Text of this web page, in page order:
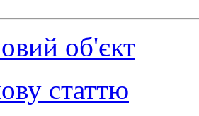
об'єкт
статтю